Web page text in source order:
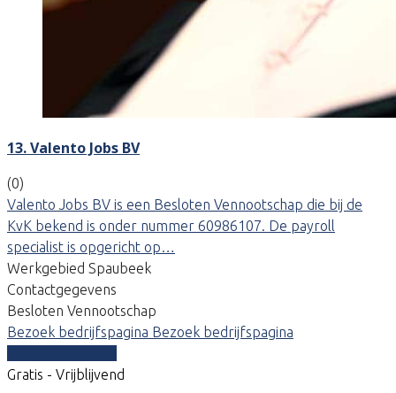
13. Valento Jobs BV
(0)
Valento Jobs BV is een Besloten Vennootschap die bij de
KvK bekend is onder nummer 60986107. De payroll
specialist is opgericht op…
Werkgebied Spaubeek
Contactgegevens
Besloten Vennootschap
Bezoek bedrijfspagina Bezoek bedrijfspagina
Gratis - Vrijblijvend